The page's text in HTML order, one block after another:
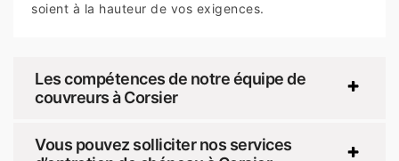
soient à la hauteur de vos exigences.
Les compétences de notre équipe de
couvreurs à Corsier
Vous pouvez solliciter nos services